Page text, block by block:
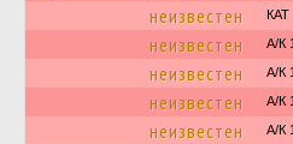
неизвестен КАТ
неизвестен А/К
неизвестен А/К
неизвестен А/К
неизвестен А/К